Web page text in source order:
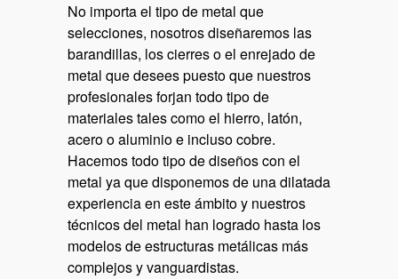
No importa el tipo de metal que
selecciones, nosotros diseñaremos las
barandillas, los cierres o el enrejado de
metal que desees puesto que nuestros
profesionales forjan todo tipo de
materiales tales como el hierro, latón,
acero o aluminio e incluso cobre.
Hacemos todo tipo de diseños con el
metal ya que disponemos de una dilatada
experiencia en este ámbito y nuestros
técnicos del metal han logrado hasta los
modelos de estructuras metálicas más
complejos y vanguardistas.